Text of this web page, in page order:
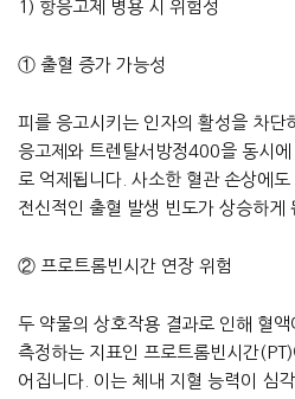
1) 항응고제 병용 시 위험성
① 출혈 증가 가능성
피를 응고시키는 인자의 활성을 차단
응고제와 트렌탈서방정400을 동시
로 억제됩니다. 사소한 혈관 손상에
전신적인 출혈 발생 빈도가 상승하게
② 프로트롬빈시간 연장 위험
두 약물의 상호작용 결과로 인해 혈
측정하는 지표인 프로트롬빈시간
어집니다. 이는 체내 지혈 능력이 심